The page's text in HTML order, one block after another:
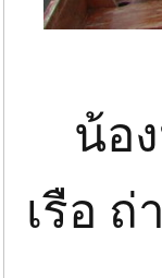
น้อง
เรือ ถ่